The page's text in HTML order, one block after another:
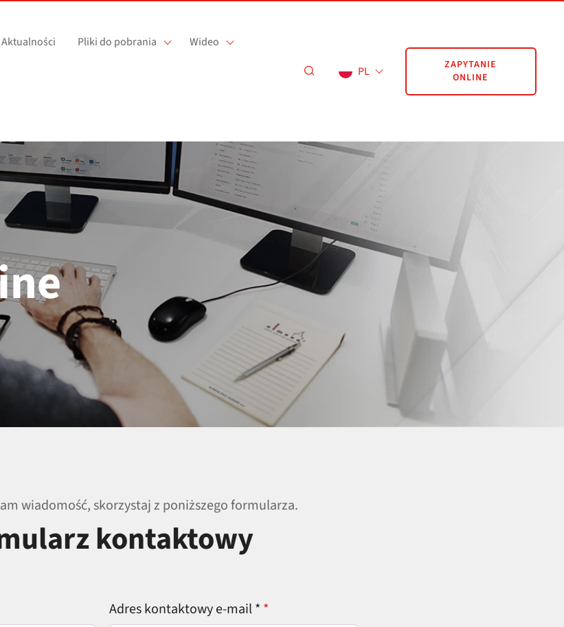
Aktualności Pliki do pobrania Wideo
PL
ZAPYTANIE
ONLINE
wiadomość, skorzystaj z poniższego formularza.
kontaktowy
Adres kontaktowy e-mail *